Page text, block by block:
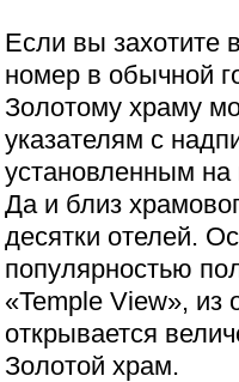
Если вы захотите
номер в обычной
Золотому храму
указателям с
установленным на
Да и близ
десятки отелей.
популярностью
«Temple View», из
открывается
Золотой храм.